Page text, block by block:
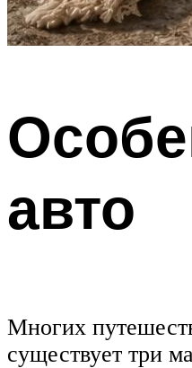
авто
Многих
существует три